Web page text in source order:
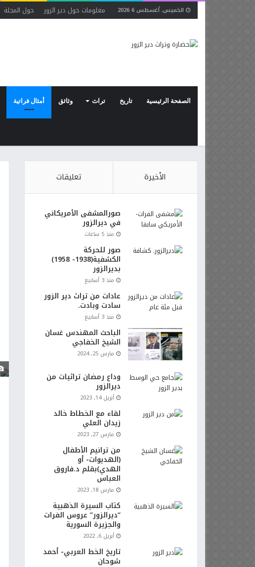
الخميس, أغسطس 6 2026 معلومات حول دير الزور حول المجلة
الصفحة الرئيسية تاريخ تراث وثائق أمثال فراتية
الأخيرة تعليقات
صورالمشفى الأمريكاني
في ديرالزور
منذ 5 ساعات
صور للحركة
الكشفية(1938- 1958)
بديرالزور
منذ 3 أسابيع
عادات من تراث دير الزور
سادت وبادت.
منذ 3 أسابيع
الباحث المهندس غسان
الشيخ الخفاجي
مارس 25, 2024
وداع رمضان تراثيات من
ديرالزور
أبريل 14, 2023
لقاء مع الخطاط خالد
زيدان العلي
مارس 27, 2023
من ترانيم الأطفال
(الهديوات- أو
الهدي)بقلم د.فاروق
العباس
مارس 18, 2023
كتاب السيرة الذهبية
“ديرالزور” عروس الفرات
والجزيرة السورية
أبريل 6, 2022
تاريخ الخط العربي- أحمد
شوحان